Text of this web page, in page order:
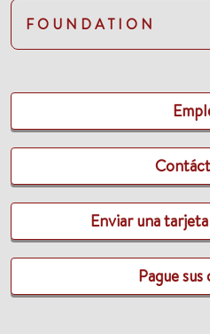
FOUNDATION
Enviar una
Pague